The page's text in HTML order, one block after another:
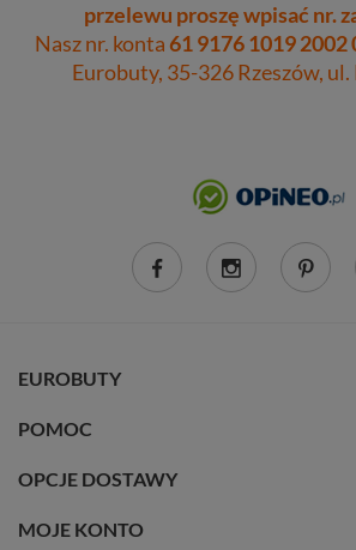
przelewu proszę wpisać nr.
Nasz nr. konta61 9176 1019 2002
Eurobuty, 35-326 Rzeszów, ul.
EUROBUTY
POMOC
OPCJE DOSTAWY
MOJE KONTO